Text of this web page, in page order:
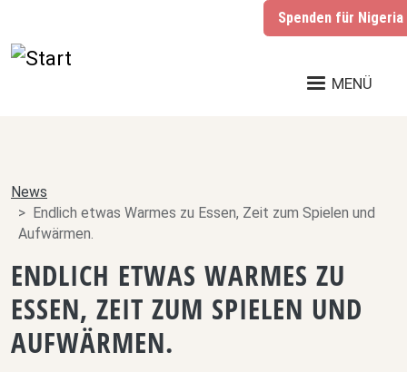
Direkt zum Inhalt
MENÜ
News
Endlich etwas Warmes zu Essen, Zeit zum Spielen und
Aufwärmen.
ENDLICH ETWAS WARMES ZU
ESSEN, ZEIT ZUM SPIELEN UND
AUFWÄRMEN.
Spenden für Nigeria